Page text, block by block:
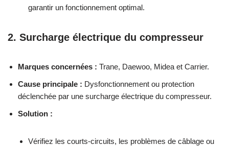
garantir un fonctionnement optimal.
2. Surcharge électrique du compresseur
Marques concernées : Trane, Daewoo, Midea et Carrier.
Cause principale : Dysfonctionnement ou protection
déclenchée par une surcharge électrique du compresseur.
Solution :
Vérifiez les courts-circuits, les problèmes de câblage ou